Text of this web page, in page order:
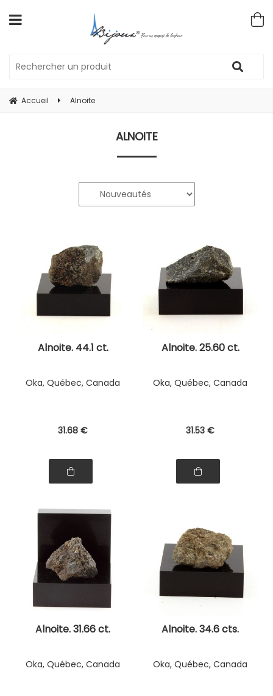
Accueil Alnoite
ALNOITE
Alnoite. 44.1 ct.
Oka, Québec, Canada
31.68 €
Alnoite. 25.60 ct.
Oka, Québec, Canada
31.53 €
Alnoite. 31.66 ct.
Oka, Québec, Canada
Alnoite. 34.6 cts.
Oka, Québec, Canada